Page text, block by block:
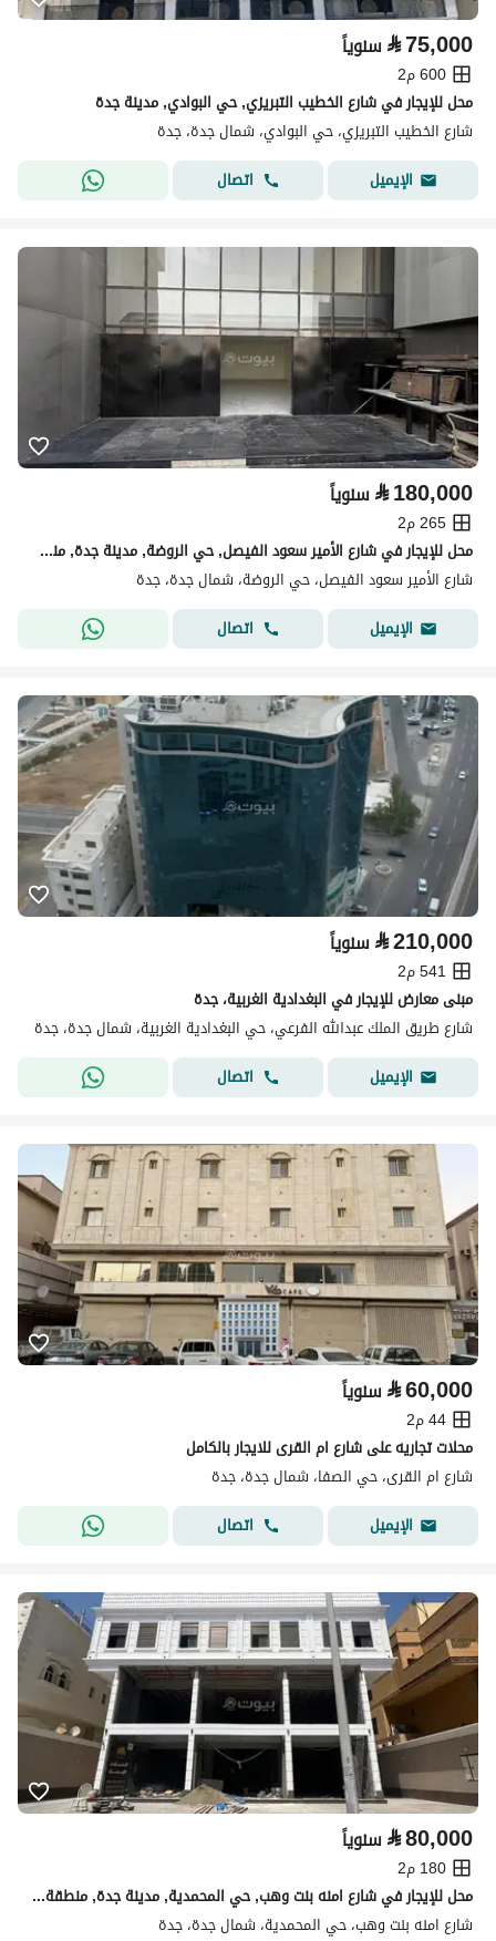
⃁75,000 سنوياً
600 م2
محل للإيجار في شارع الخطيب التبريزي, حي البوادي, مدينة جدة
شارع الخطيب التبريزي، حي البوادي، شمال جدة، جدة
الإيميل
اتصال
⃁180,000 سنوياً
265 م2
محل للإيجار في شارع الأمير سعود الفيصل, حي الروضة, مدينة جدة, منطقة مكة المكرمة
شارع الأمير سعود الفيصل، حي الروضة، شمال جدة، جدة
الإيميل
اتصال
⃁210,000 سنوياً
541 م2
مبنى معارض للإيجار في البغدادية الغربية، جدة
شارع طريق الملك عبدالله الفرعي، حي البغدادية الغربية، شمال جدة، جدة
الإيميل
اتصال
⃁60,000 سنوياً
44 م2
محلات تجاريه على شارع ام القرى للايجار بالكامل
شارع ام القرى، حي الصفا، شمال جدة، جدة
الإيميل
اتصال
⃁80,000 سنوياً
180 م2
محل للإيجار في شارع امنه بنت وهب, حي المحمدية, مدينة جدة, منطقة مكة المكرمة
شارع امنه بنت وهب، حي المحمدية، شمال جدة، جدة